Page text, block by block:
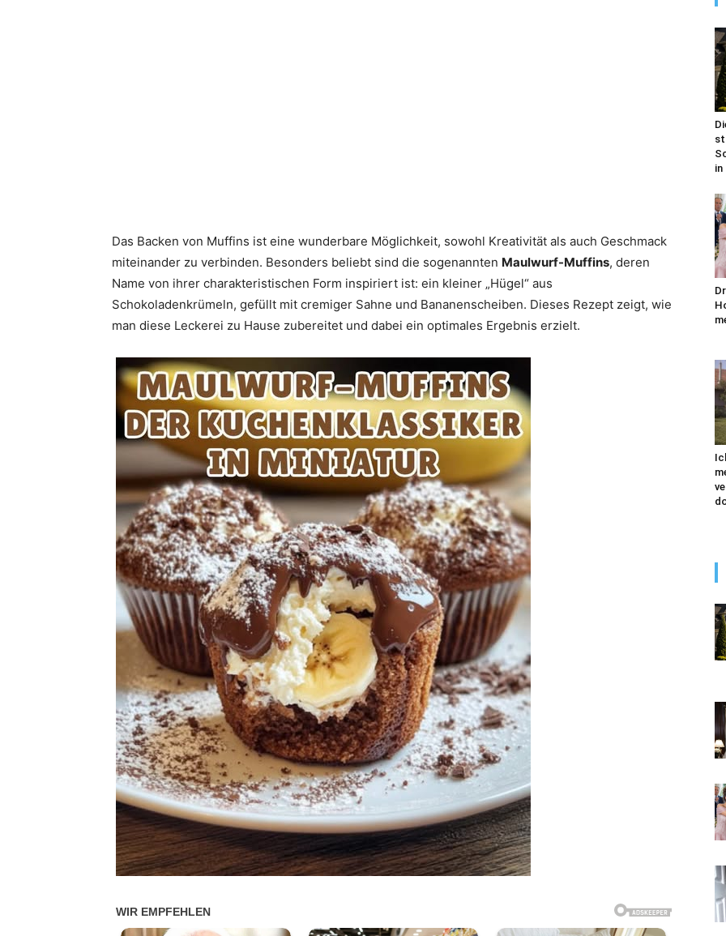
Das Backen von Muffins ist eine wunderbare Möglichkeit, sowohl Kreativität als auch Geschmack
miteinander zu verbinden. Besonders beliebt sind die sogenannten Maulwurf-Muffins, deren
Name von ihrer charakteristischen Form inspiriert ist: ein kleiner „Hügel“ aus
Schokoladenkrümeln, gefüllt mit cremiger Sahne und Bananenscheiben. Dieses Rezept zeigt, wie
man diese Leckerei zu Hause zubereitet und dabei ein optimales Ergebnis erzielt.
in